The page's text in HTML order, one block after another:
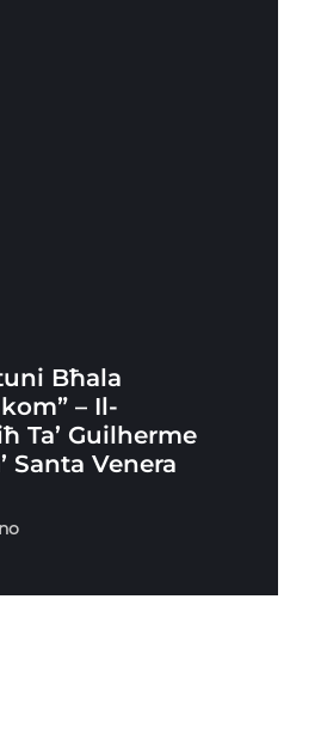
Bħala
– Il-
Ta’ Guilherme
Santa Venera